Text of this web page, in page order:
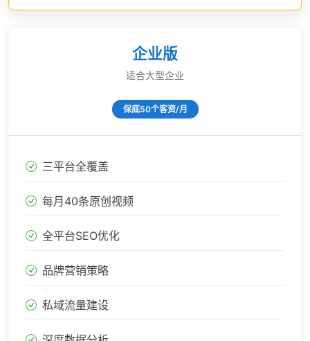
企业版
适合大型企业
保底50个客资/月
三平台全覆盖
每月40条原创视频
全平台SEO优化
品牌营销策略
私域流量建设